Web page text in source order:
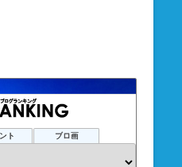
ト ブロ画
２